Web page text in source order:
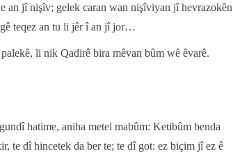
an jî nişîv; gelek caran wan nişîviyan jî hevrazokên
teqez an tu li jêr î an jî jor…
li nik Qadirê bira mêvan bûm wê êvarê.
hatime, aniha metel mabûm: Ketibûm benda
te dî hincetek da ber te; te dî got: ez biçim jî ez ê